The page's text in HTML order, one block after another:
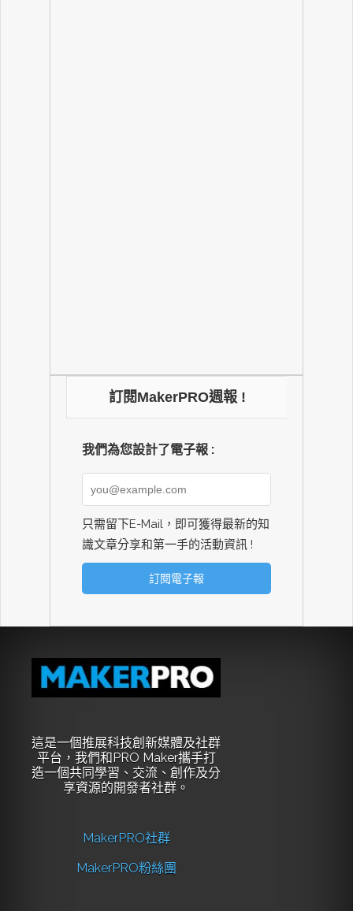
訂閱MakerPRO週報 !
我們為您設計了電子報 :
只需留下E-Mail，即可獲得最新的知
識文章分享和第一手的活動資訊 !
這是一個推展科技創新媒體及社群
平台，我們和PRO Maker攜手打
造一個共同學習、交流、創作及分
享資源的開發者社群。
MakerPRO社群
MakerPRO粉絲團